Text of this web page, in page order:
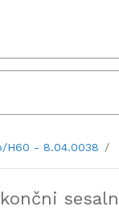
H60 - 8.04.0038